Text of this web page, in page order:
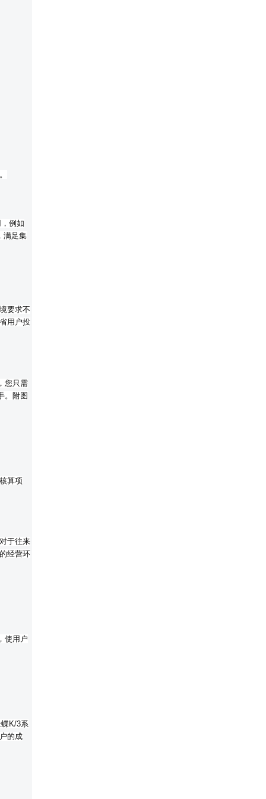
例如
满足集
要求不
用户投
您只需
。附图
算项
于往来
经营环
使用户
K/3系
的成